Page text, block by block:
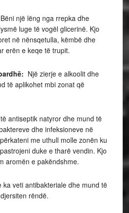
Bëni një lëng nga rrepka dhe
luge të vogël glicerinë. Kjo
në nënsqetulla, këmbë dhe
erën e keqe të trupit.
Një zierje e alkoolit dhe
të aplikohet mbi zonat që
antiseptik natyror dhe mund të
dhe infeksioneve në
me uthull molle zonën ku
duke e tharë vendin. Kjo
aromën e pakëndshme.
ka veti antibakteriale dhe mund të
rëndë.